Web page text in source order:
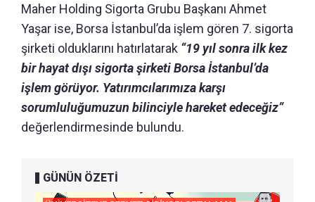
Maher Holding Sigorta Grubu Başkanı Ahmet
Yaşar ise, Borsa İstanbul’da işlem gören 7. sigorta
şirketi olduklarını hatırlatarak “19 yıl sonra ilk kez
bir hayat dışı sigorta şirketi Borsa İstanbul’da
işlem görüyor. Yatırımcılarımıza karşı
sorumluluğumuzun bilinciyle hareket edeceğiz”
değerlendirmesinde bulundu.
GÜNÜN ÖZETİ